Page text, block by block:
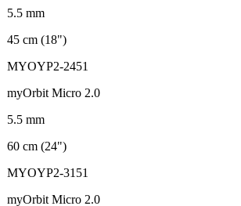
5.5 mm
45 cm (18")
MYOYP2-2451
myOrbit Micro 2.0
5.5 mm
60 cm (24")
MYOYP2-3151
myOrbit Micro 2.0